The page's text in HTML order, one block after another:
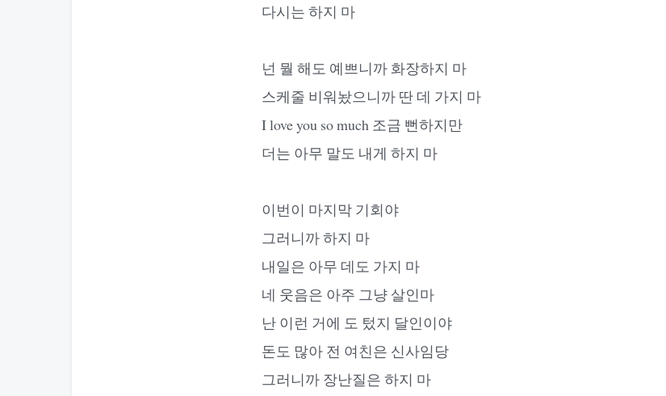
다시는 하지 마
넌 뭘 해도 예쁘니까 화장하지 마
스케줄 비워놨으니까 딴 데 가지 마
I love you so much 조금 뻔하지만
더는 아무 말도 내게 하지 마
이번이 마지막 기회야
그러니까 하지 마
내일은 아무 데도 가지 마
네 웃음은 아주 그냥 살인마
난 이런 거에 도 텄지 달인이야
돈도 많아 전 여친은 신사임당
그러니까 장난질은 하지 마